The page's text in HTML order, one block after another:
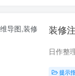
装修
日作整
提示